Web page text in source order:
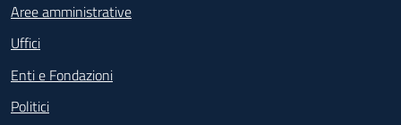
Aree amministrative
Uffici
Enti e Fondazioni
Politici